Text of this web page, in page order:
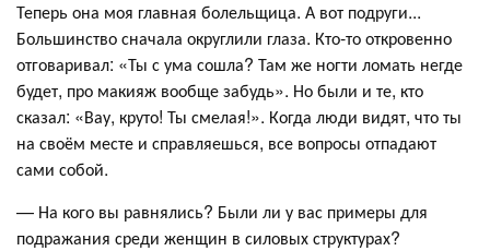
Теперь она моя главная болельщица. А вот подруги...
Большинство сначала округлили глаза. Кто-то откровенно
отговаривал: «Ты с ума сошла? Там же ногти ломать негде
будет, про макияж вообще забудь». Но были и те, кто
сказал: «Вау, круто! Ты смелая!». Когда люди видят, что ты
на своём месте и справляешься, все вопросы отпадают
сами собой.
— На кого вы равнялись? Были ли у вас примеры для
подражания среди женщин в силовых структурах?